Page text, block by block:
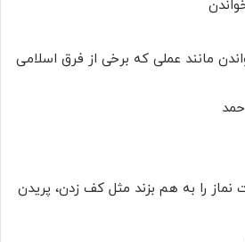
مانند عملی که برخی از فرق اسلامی
نماز را به هم بزند مثل کف زدن، پریدن